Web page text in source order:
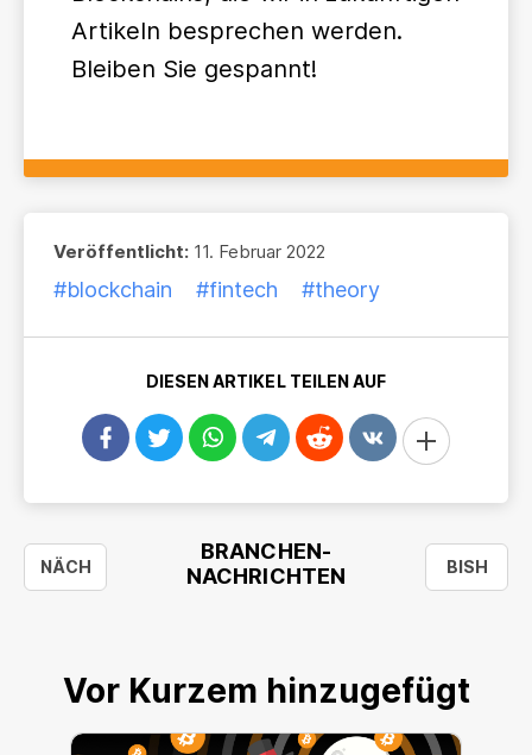
Artikeln besprechen werden.
Bleiben Sie gespannt!
Veröffentlicht: 11. Februar 2022
#blockchain #fintech #theory
DIESEN ARTIKEL TEILEN AUF
NÄCH
BRANCHEN-
NACHRICHTEN
BISH
Vor Kurzem hinzugefügt